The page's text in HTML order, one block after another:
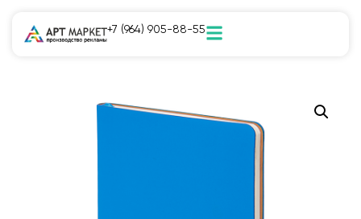
+7 (964) 905-88-55